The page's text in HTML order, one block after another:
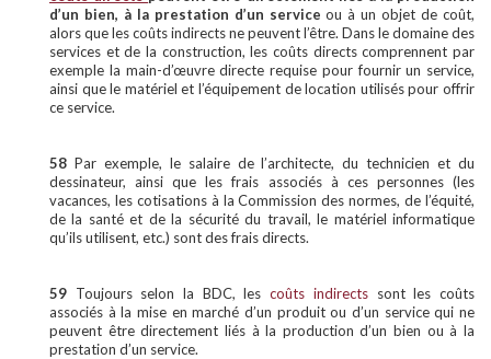
d’un bien, à la prestation d’un service ou à un objet de coût,
alors que les coûts indirects ne peuvent l’être. Dans le domaine des
services et de la construction, les coûts directs comprennent par
exemple la main-d’œuvre directe requise pour fournir un service,
ainsi que le matériel et l’équipement de location utilisés pour offrir
ce service.
58 Par exemple, le salaire de l’architecte, du technicien et du
dessinateur, ainsi que les frais associés à ces personnes (les
vacances, les cotisations à la Commission des normes, de l’équité,
de la santé et de la sécurité du travail, le matériel informatique
qu’ils utilisent, etc.) sont des frais directs.
59 Toujours selon la BDC, lescoûts indirectssont les coûts
associés à la mise en marché d’un produit ou d’un service qui ne
peuvent être directement liés à la production d’un bien ou à la
prestation d’un service.